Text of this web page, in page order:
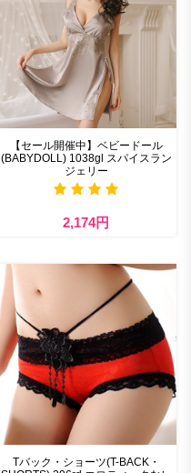
【セール開催中】ベビードール
(BABYDOLL) 1038gl スパイスラン
ジェリー
2,174円
Tバック・ショーツ(T-BACK・